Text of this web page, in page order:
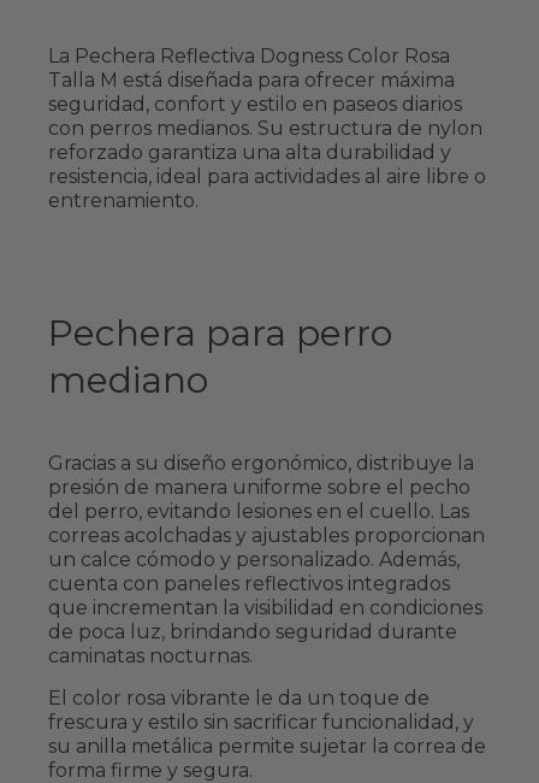
La Pechera Reflectiva Dogness Color Rosa
Talla M está diseñada para ofrecer máxima
seguridad, confort y estilo en paseos diarios
con perros medianos. Su estructura de nylon
reforzado garantiza una alta durabilidad y
resistencia, ideal para actividades al aire libre o
entrenamiento.
Pechera para perro
mediano
Gracias a su diseño ergonómico, distribuye la
presión de manera uniforme sobre el pecho
del perro, evitando lesiones en el cuello. Las
correas acolchadas y ajustables proporcionan
un calce cómodo y personalizado. Además,
cuenta con paneles reflectivos integrados
que incrementan la visibilidad en condiciones
de poca luz, brindando seguridad durante
caminatas nocturnas.
El color rosa vibrante le da un toque de
frescura y estilo sin sacrificar funcionalidad, y
su anilla metálica permite sujetar la correa de
forma firme y segura.